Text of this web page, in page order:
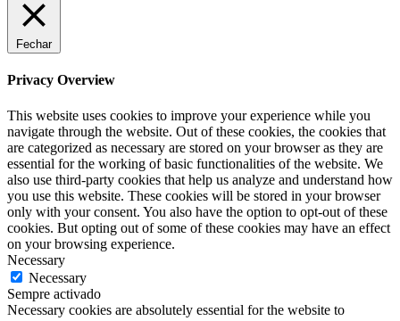
Fechar
Privacy Overview
This website uses cookies to improve your experience while you
navigate through the website. Out of these cookies, the cookies that
are categorized as necessary are stored on your browser as they are
essential for the working of basic functionalities of the website. We
also use third-party cookies that help us analyze and understand how
you use this website. These cookies will be stored in your browser
only with your consent. You also have the option to opt-out of these
cookies. But opting out of some of these cookies may have an effect
on your browsing experience.
Necessary
Necessary
Sempre activado
Necessary cookies are absolutely essential for the website to